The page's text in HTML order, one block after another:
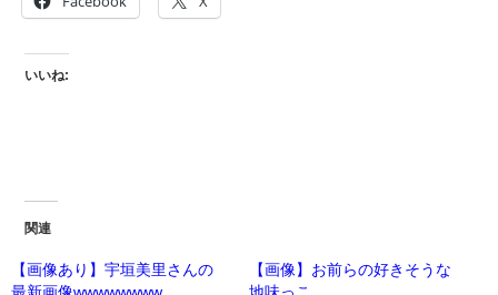
いいね:
関連
【画像あり】宇垣美里さんの
【画像】お前らの好きそうな